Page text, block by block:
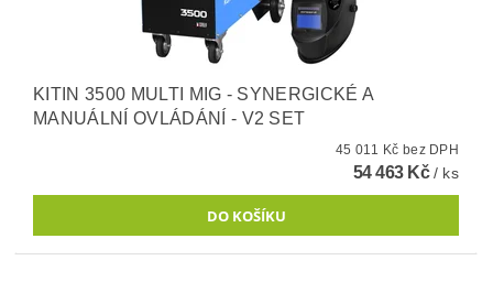
KITIN 3500 MULTI MIG - SYNERGICKÉ A
MANUÁLNÍ OVLÁDÁNÍ - V2 SET
45 011 Kč bez DPH
54 463 Kč/ ks